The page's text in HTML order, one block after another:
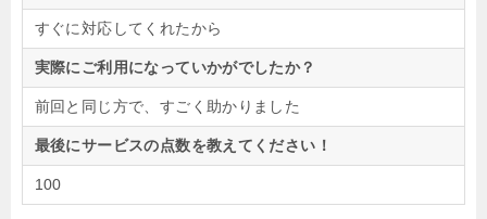
すぐに対応してくれたから
実際にご利用になっていかがでしたか？
前回と同じ方で、すごく助かりました
最後にサービスの点数を教えてください！
100